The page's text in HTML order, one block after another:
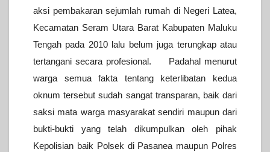
aksi pembakaran sejumlah rumah di Negeri Latea,
Kecamatan Seram Utara Barat Kabupaten Maluku
Tengah pada 2010 lalu belum juga terungkap atau
tertangani secara profesional. Padahal menurut
warga semua fakta tentang keterlibatan kedua
oknum tersebut sudah sangat transparan, baik dari
saksi mata warga masyarakat sendiri maupun dari
bukti-bukti yang telah dikumpulkan oleh pihak
Kepolisian baik Polsek di Pasanea maupun Polres